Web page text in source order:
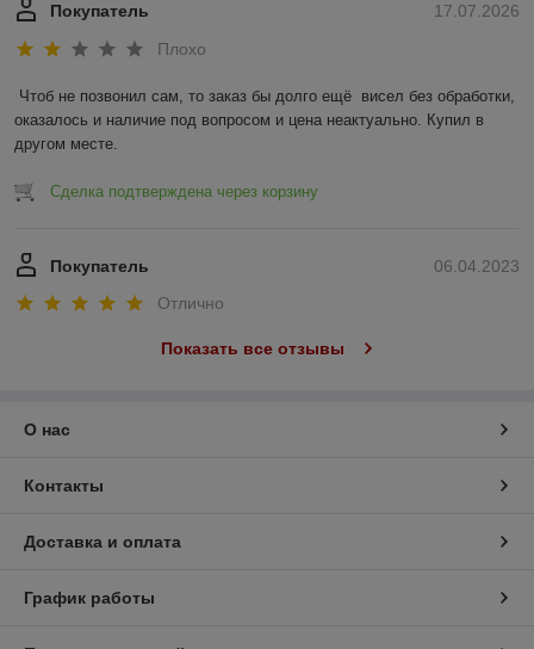
17.07.2026
Покупатель
Плохо
Чтоб не позвонил сам, то заказ бы долго ещё  висел без обработки,
оказалось и наличие под вопросом и цена неактуально. Купил в
другом месте.
Сделка подтверждена через корзину
06.04.2023
Покупатель
Отлично
Показать все отзывы
О нас
Контакты
Доставка и оплата
График работы